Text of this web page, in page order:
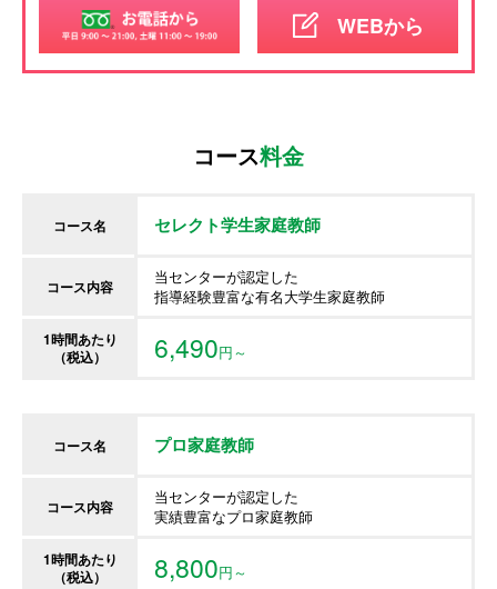
WEBから
コース料金
コース名 セレクト学生家庭教師
コース内容
当センターが認定した
指導経験豊富な有名大学生家庭教師
1時間あたり
（税込）
6,490円～
コース名 プロ家庭教師
コース内容
当センターが認定した
実績豊富なプロ家庭教師
1時間あたり
（税込）
8,800円～